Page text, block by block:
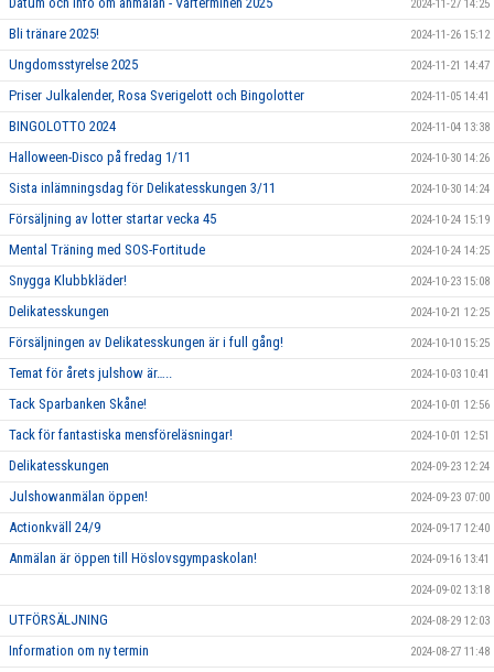
2024-11-27 14:25
Bli tränare 2025! 2024-11-26 15:12
Ungdomsstyrelse 2025 2024-11-21 14:47
Priser Julkalender, Rosa Sverigelott och Bingolotter 2024-11-05 14:41
BINGOLOTTO 2024 2024-11-04 13:38
Halloween-Disco på fredag 1/11 2024-10-30 14:26
Sista inlämningsdag för Delikatesskungen 3/11 2024-10-30 14:24
Försäljning av lotter startar vecka 45 2024-10-24 15:19
Mental Träning med SOS-Fortitude 2024-10-24 14:25
Snygga Klubbkläder! 2024-10-23 15:08
Delikatesskungen 2024-10-21 12:25
Försäljningen av Delikatesskungen är i full gång! 2024-10-10 15:25
Temat för årets julshow är….. 2024-10-03 10:41
Tack Sparbanken Skåne! 2024-10-01 12:56
Tack för fantastiska mensföreläsningar! 2024-10-01 12:51
Delikatesskungen 2024-09-23 12:24
Julshowanmälan öppen! 2024-09-23 07:00
Actionkväll 24/9 2024-09-17 12:40
Anmälan är öppen till Höslovsgympaskolan! 2024-09-16 13:41
2024-09-02 13:18
UTFÖRSÄLJNING 2024-08-29 12:03
Information om ny termin 2024-08-27 11:48